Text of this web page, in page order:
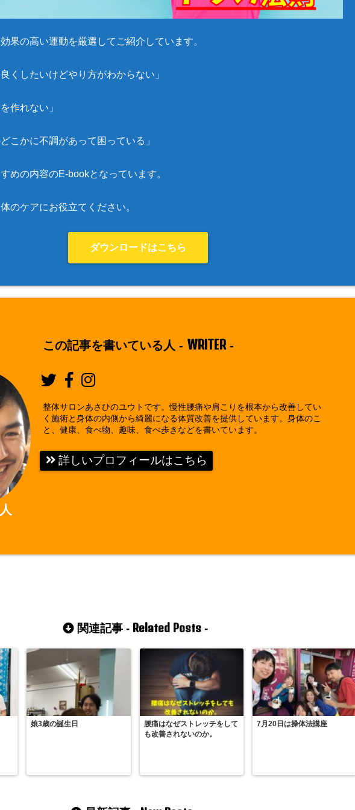
果の高い運動を厳選してご紹介しています。
くしたいけどやり方がわからない」
作れない」
こかに不調があって困っている」
めの内容のE-bookとなっています。
のケアにお役立てください。
ダウンロードはこちら
この記事を書いている人 - WRITER-
整体サロンあさひのユウトです。慢性腰痛や肩こりを根本から改善してい
く施術と身体の内側から綺麗になる体質改善を提供しています。身体のこ
と、健康、食べ物、趣味、食べ歩きなどを書いています。
詳しいプロフィールはこちら
関連記事 - Related Posts-
娘3歳の誕生日
腰痛はなぜストレッチをして
も改善されないのか。
7月20日は操体法講座